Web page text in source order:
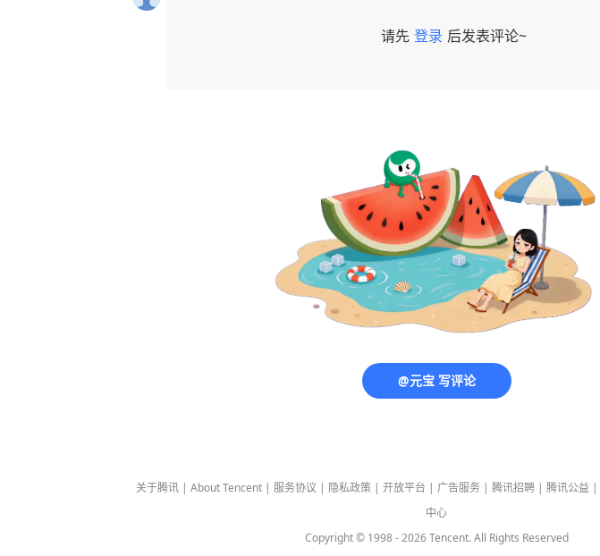
请先 登录 后发表评论~
@元宝 写评论
关于腾讯 | About Tencent | 服务协议 | 隐私政策 | 开放平台 | 广告服务 | 腾讯招聘 | 腾讯公益 |
中心
Copyright © 1998 -2026Tencent. All Rights Reserved